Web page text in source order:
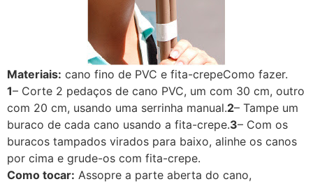
Materiais: cano fino de PVC e fita-crepeComo fazer.
1– Corte 2 pedaços de cano PVC, um com 30 cm, outro
com 20 cm, usando uma serrinha manual.2– Tampe um
buraco de cada cano usando a fita-crepe.3– Com os
buracos tampados virados para baixo, alinhe os canos
por cima e grude-os com fita-crepe.
Como tocar: Assopre a parte aberta do cano,